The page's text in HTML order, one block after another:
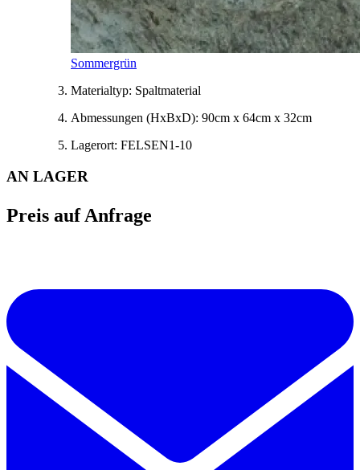
Sommergrün
Materialtyp: Spaltmaterial
Abmessungen (HxBxD): 90cm x 64cm x 32cm
Lagerort: FELSEN1-10
AN LAGER
Preis auf Anfrage